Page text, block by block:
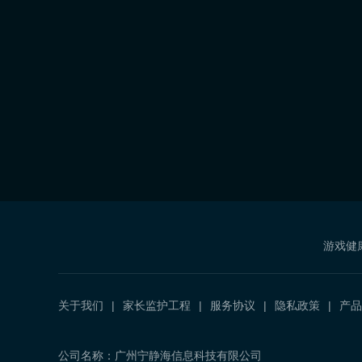
游戏健
关于我们 家长监护工程 服务协议 隐私政策 产
公司名称：广州宁静海信息科技有限公司